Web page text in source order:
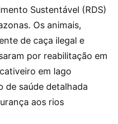
Sustentável (RDS)
Os animais,
de caça ilegal e
por reabilitação em
em lago
de saúde detalhada
aos rios